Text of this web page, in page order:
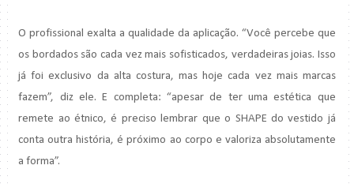
O profissional exalta a qualidade da aplicação. “Você percebe que
os bordados são cada vez mais sofisticados, verdadeiras joias. Isso
já foi exclusivo da alta costura, mas hoje cada vez mais marcas
fazem”, diz ele. E completa: “apesar de ter uma estética que
remete ao étnico, é preciso lembrar que o SHAPE do vestido já
conta outra história, é próximo ao corpo e valoriza absolutamente
a forma”.